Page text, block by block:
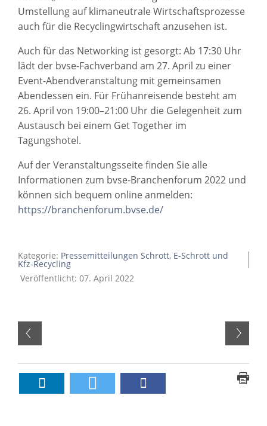
Umstellung auf klimaneutrale Wirtschaftsprozesse
auch für die Recyclingwirtschaft anzusehen ist.
Auch für das Networking ist gesorgt: Ab 17:30 Uhr
lädt der bvse-Fachverband am 27. April zu einer
Event-Abendveranstaltung mit gemeinsamen
Abendessen ein. Für Frühanreisende besteht am
26. April von 19:00–21:00 Uhr die Gelegenheit zum
Austausch bei einem Get Together im
Tagungshotel.
Auf der Veranstaltungsseite finden Sie alle
Informationen zum bvse-Branchenforum 2022 und
können sich bequem online anmelden:
https://branchenforum.bvse.de/
Kategorie: Pressemitteilungen Schrott, E-Schrott und
Kfz-Recycling
Veröffentlicht: 07. April 2022